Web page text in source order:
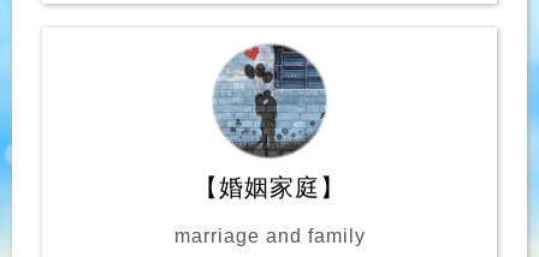
【婚姻家庭】
marriage and family